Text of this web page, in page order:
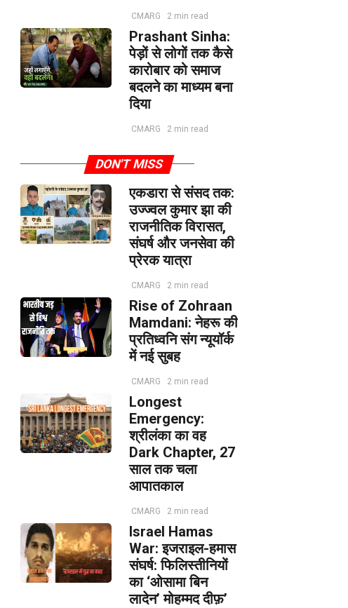
CMARG 2 min read
Prashant Sinha:
पेड़ों से लोगों तक कैसे
कारोबार को समाज
बदलने का माध्यम बना
दिया
CMARG 2 min read
DON'T MISS
एकडारा से संसद तक:
उज्ज्वल कुमार झा की
राजनीतिक विरासत,
संघर्ष और जनसेवा की
प्रेरक यात्रा
CMARG 2 min read
Rise of Zohraan
Mamdani: नेहरू की
प्रतिध्वनि संग न्यूयॉर्क
में नई सुबह
CMARG 2 min read
Longest
Emergency:
श्रीलंका का वह
Dark Chapter, 27
साल तक चला
आपातकाल
CMARG 2 min read
Israel Hamas
War: इजराइल-हमास
संघर्ष: फिलिस्तीनियों
का ‘ओसामा बिन
लादेन’ मोहम्मद दीफ़’